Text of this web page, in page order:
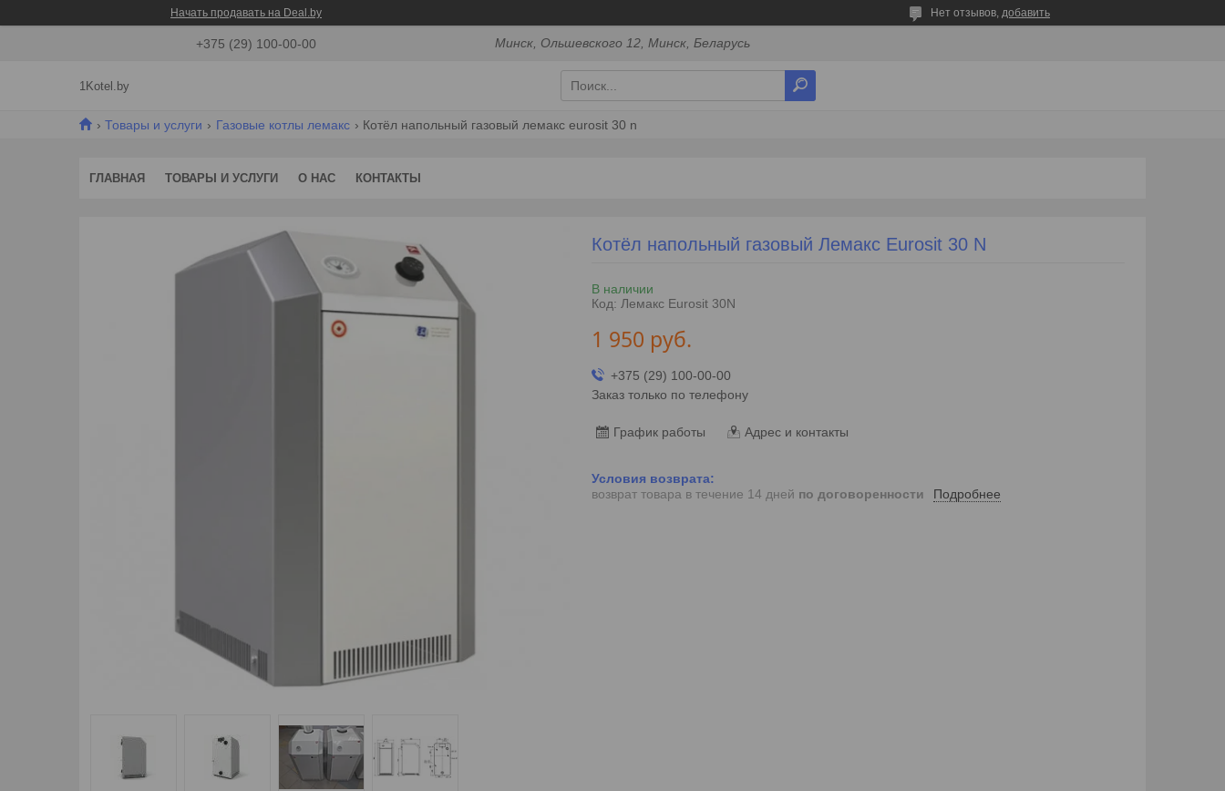
Начать продавать на Deal.by Нет отзывов, добавить
+375 (29) 100-00-00 Минск, Ольшевского 12, Минск, Беларусь
1Kotel.by
Товары и услуги Газовые котлы лемакс Котёл напольный газовый лемакс eurosit 30 n
ГЛАВНАЯ ТОВАРЫ И УСЛУГИ О НАС КОНТАКТЫ
Котёл напольный газовый Лемакс Eurosit 30 N
В наличии
Код: Лемакс Eurosit 30N
1 950 руб.
+375 (29) 100-00-00
Заказ только по телефону
График работы Адрес и контакты
возврат товара в течение 14 дней по договоренности Подробнее